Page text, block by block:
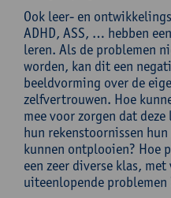
Ook leer- en
ADHD, ASS, … hebben
leren. Als de problemen
worden, kan dit een
beeldvorming over de
zelfvertrouwen. Hoe
mee voor zorgen dat
hun rekenstoornissen
kunnen ontplooien? Hoe
een zeer diverse klas,
uiteenlopende problemen